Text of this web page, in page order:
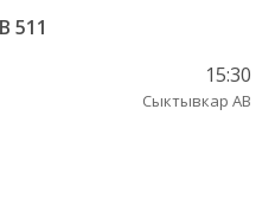
511
15:30
Сыктывкар АВ